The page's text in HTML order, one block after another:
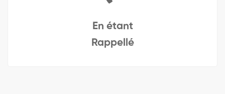
En étant
Rappellé